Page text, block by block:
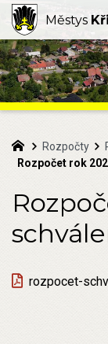
Rozpočty
Rozpočet rok
rozpocet-
Městys